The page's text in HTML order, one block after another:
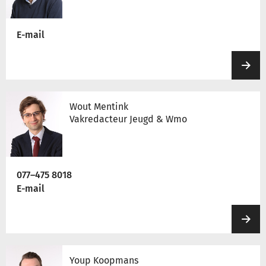
E-mail
Wout Mentink
Vakredacteur Jeugd & Wmo
077–475 8018
E-mail
Youp Koopmans